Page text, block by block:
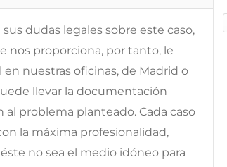
dudas legales sobre este caso,
nos proporciona, por tanto, le
nuestras oficinas, de Madrid o
llevar la documentación
al problema planteado. Cada caso
la máxima profesionalidad,
no sea el medio idóneo para